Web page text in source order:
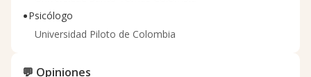
•Psicólogo
Universidad Piloto de Colombia
💬 Opiniones